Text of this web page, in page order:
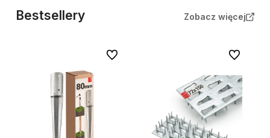
Bestsellery Zobacz więcej
Do ulubionych Do